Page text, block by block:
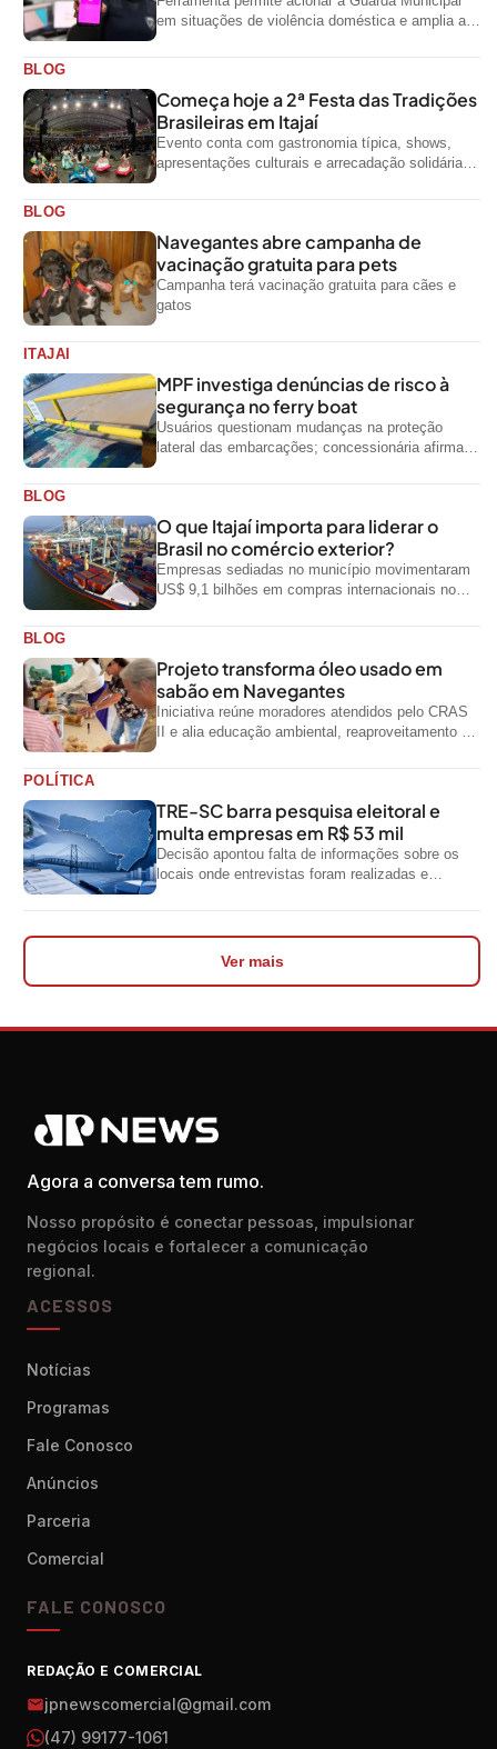
em situações de violência doméstica e amplia a
BLOG
Começa hoje a 2ª Festa das Tradições
Brasileiras em Itajaí
Evento conta com gastronomia típica, shows,
apresentações culturais e arrecadação solidária
BLOG
Navegantes abre campanha de
vacinação gratuita para pets
Campanha terá vacinação gratuita para cães e
gatos
ITAJAI
MPF investiga denúncias de risco à
segurança no ferry boat
Usuários questionam mudanças na proteção
lateral das embarcações; concessionária afirma
BLOG
O que Itajaí importa para liderar o
Brasil no comércio exterior?
Empresas sediadas no município movimentaram
US$ 9,1 bilhões em compras internacionais no
BLOG
Projeto transforma óleo usado em
sabão em Navegantes
Iniciativa reúne moradores atendidos pelo CRAS
II e alia educação ambiental, reaproveitamento de
POLÍTICA
TRE-SC barra pesquisa eleitoral e
multa empresas em R$ 53 mil
Decisão apontou falta de informações sobre os
locais onde entrevistas foram realizadas e
Ver mais
Agora a conversa tem rumo.
Nosso propósito é conectar pessoas, impulsionar
negócios locais e fortalecer a comunicação
regional.
ACESSOS
Notícias
Programas
Fale Conosco
Anúncios
Parceria
Comercial
FALE CONOSCO
REDAÇÃO E COMERCIAL
jpnewscomercial@gmail.com
(47) 99177-1061